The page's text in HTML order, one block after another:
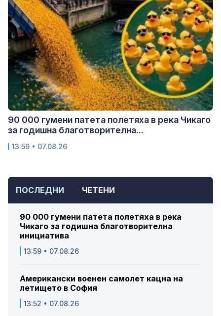
ПОСЛЕДНИ ЧЕТЕНИ
90 000 гумени патета полетяха в река
Чикаго за годишна благотворителна
инициатива
13:59 • 07.08.26
Американски военен самолет кацна на
летището в София
13:52 • 07.08.26
90 000 гумени патета полетяха в река Чикаго
за годишна благотворителна...
13:59 • 07.08.26